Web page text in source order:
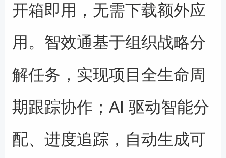
开箱即用 ， 无需下载额外应
用 。 智效通基于组织战略分
解任务，实现项目全生命周
期跟踪协作； AI 驱动智能分
配、进度追踪， 自动生成可